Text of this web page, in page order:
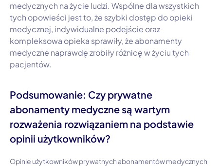
medycznych na życie ludzi. Wspólne dla wszystkich
tych opowieści jest to, że szybki dostęp do opieki
medycznej, indywidualne podejście oraz
kompleksowa opieka sprawiły, że abonamenty
medyczne naprawdę zrobiły różnicę w życiu tych
pacjentów.
Podsumowanie: Czy prywatne
abonamenty medyczne są wartym
rozważenia rozwiązaniem na podstawie
opinii użytkowników?
Opinie użytkowników prywatnych abonamentów medycznych